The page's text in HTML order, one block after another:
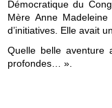
Démocratique du
Mère Anne
d’initiatives. Elle avait
Quelle belle
profondes… ».